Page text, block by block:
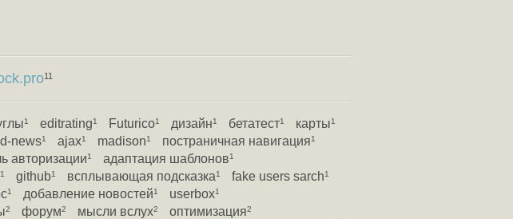
11
1 editrating1 Futurico1 дизайн1 бетатест1 карты1
news1 ajax1 madison1 постраничная навигация1
авторизации1 адаптация шаблонов1
1 github1 всплывающая подсказка1 fake users sarch1
1 добавление новостей1 userbox1
2 форум2 мысли вслух2 оптимизация2